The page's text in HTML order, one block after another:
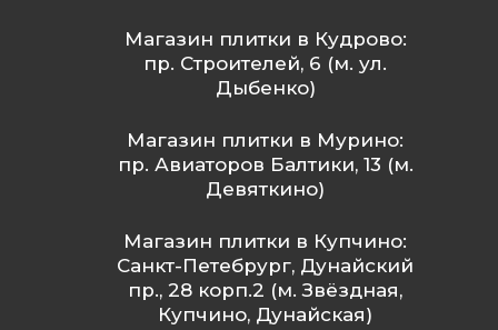
Магазин плитки в Кудрово:
пр. Строителей, 6 (м. ул.
Дыбенко)
Магазин плитки в Мурино:
пр. Авиаторов Балтики, 13 (м.
Девяткино)
Магазин плитки в Купчино:
Санкт-Петебрург, Дунайский
пр., 28 корп.2 (м. Звёздная,
Купчино, Дунайская)